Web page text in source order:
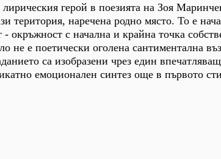
герой в поезията на Зоя
територия, наречена родно място. То е
окръжност с начална и крайна точка
не е поетически оголена сантиментална
са изобразени чрез един
емоционален синтез още в първото